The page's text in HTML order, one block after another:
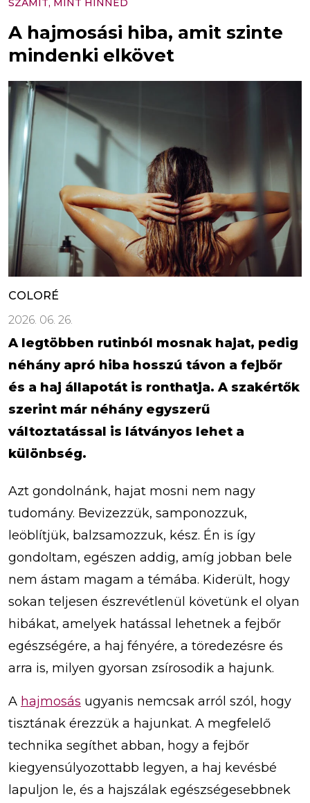
SZÁMÍT, MINT HINNÉD
A hajmosási hiba, amit szinte
mindenki elkövet
COLORÉ
2026. 06. 26.
A legtöbben rutinból mosnak hajat, pedig
néhány apró hiba hosszú távon a fejbőr
és a haj állapotát is ronthatja. A szakértők
szerint már néhány egyszerű
változtatással is látványos lehet a
különbség.
Azt gondolnánk, hajat mosni nem nagy
tudomány. Bevizezzük, samponozzuk,
leöblítjük, balzsamozzuk, kész. Én is így
gondoltam, egészen addig, amíg jobban bele
nem ástam magam a témába. Kiderült, hogy
sokan teljesen észrevétlenül követünk el olyan
hibákat, amelyek hatással lehetnek a fejbőr
egészségére, a haj fényére, a töredezésre és
arra is, milyen gyorsan zsírosodik a hajunk.
A hajmosás ugyanis nemcsak arról szól, hogy
tisztának érezzük a hajunkat. A megfelelő
technika segíthet abban, hogy a fejbőr
kiegyensúlyozottabb legyen, a haj kevésbé
lapuljon le, és a hajszálak egészségesebbnek